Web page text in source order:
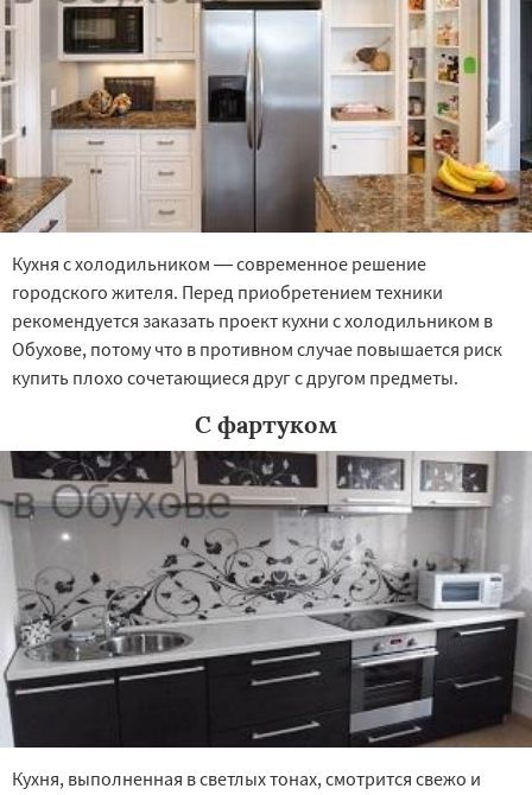
Кухня с холодильником — современное решение
городского жителя. Перед приобретением техники
рекомендуется заказать проект кухни с холодильником в
Обухове, потому что в противном случае повышается риск
купить плохо сочетающиеся друг с другом предметы.
С фартуком
Кухня, выполненная в светлых тонах, смотрится свежо и